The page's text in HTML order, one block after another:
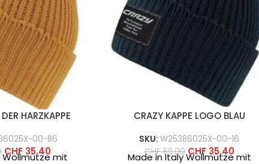
HARZKAPPE
00-86
CHF 35.40
Wollmütze mit
CRAZY KAPPE LOGO BLAU
SKU:W25386025X-00-16
CHF59.00 CHF35.40
Made in Italy Wollmütze mit